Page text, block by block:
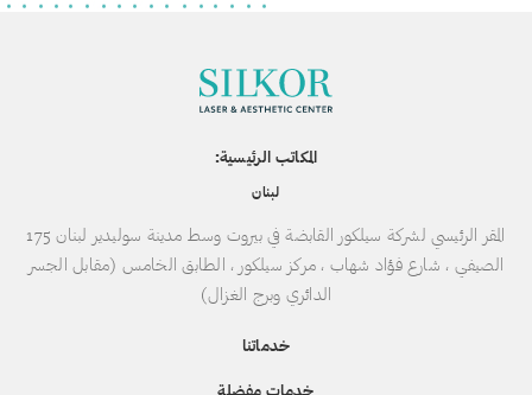
المكاتب الرئيسية:
لبنان
المقر الرئيسي لشركة سيلكور القابضة في بيروت وسط مدينة سوليدير لبنان 175
الصيفي ، شارع فؤاد شهاب ، مركز سيلكور ، الطابق الخامس (مقابل الجسر
الدائري وبرج الغزال)
خدماتنا
خدمات مفضلة